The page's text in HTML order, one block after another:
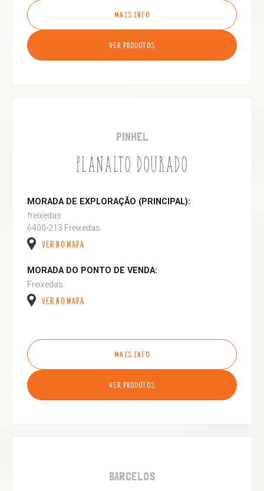
MAIS INFO
VER PRODUTOS
PINHEL
PLANALTO DOURADO
MORADA DE EXPLORAÇÃO (PRINCIPAL):
freixedas
6400-213 Freixedas
VER NO MAPA
MORADA DO PONTO DE VENDA:
Freixedas
VER NO MAPA
MAIS INFO
VER PRODUTOS
BARCELOS